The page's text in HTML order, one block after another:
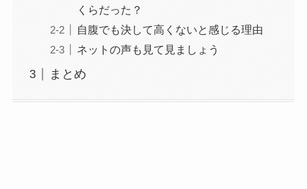
くらだった？
自腹でも決して高くないと感じる理由
ネットの声も見て見ましょう
まとめ